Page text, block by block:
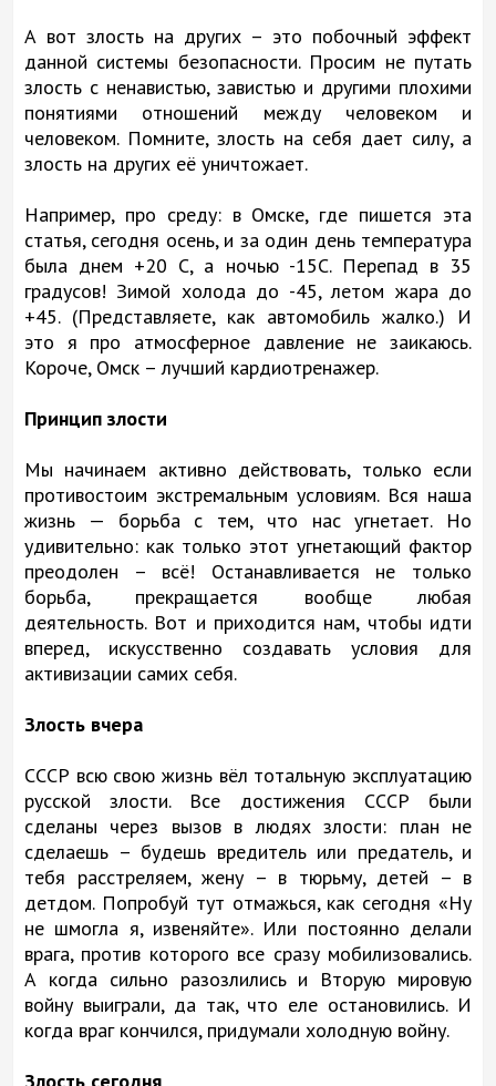
А вот злость на других – это побочный эффект
данной системы безопасности. Просим не путать
злость с ненавистью, завистью и другими плохими
понятиями отношений между человеком и
человеком. Помните, злость на себя дает силу, а
злость на других её уничтожает.
Например, про среду: в Омске, где пишется эта
статья, сегодня осень, и за один день температура
была днем +20 С, а ночью -15С. Перепад в 35
градусов! Зимой холода до -45, летом жара до
+45. (Представляете, как автомобиль жалко.) И
это я про атмосферное давление не заикаюсь.
Короче, Омск – лучший кардиотренажер.
Принцип злости
Мы начинаем активно действовать, только если
противостоим экстремальным условиям. Вся наша
жизнь — борьба с тем, что нас угнетает. Но
удивительно: как только этот угнетающий фактор
преодолен – всё! Останавливается не только
борьба, прекращается вообще любая
деятельность. Вот и приходится нам, чтобы идти
вперед, искусственно создавать условия для
активизации самих себя.
Злость вчера
СССР всю свою жизнь вёл тотальную эксплуатацию
русской злости. Все достижения СССР были
сделаны через вызов в людях злости: план не
сделаешь – будешь вредитель или предатель, и
тебя расстреляем, жену – в тюрьму, детей – в
детдом. Попробуй тут отмажься, как сегодня «Ну
не шмогла я, извеняйте». Или постоянно делали
врага, против которого все сразу мобилизовались.
А когда сильно разозлились и Вторую мировую
войну выиграли, да так, что еле остановились. И
когда враг кончился, придумали холодную войну.